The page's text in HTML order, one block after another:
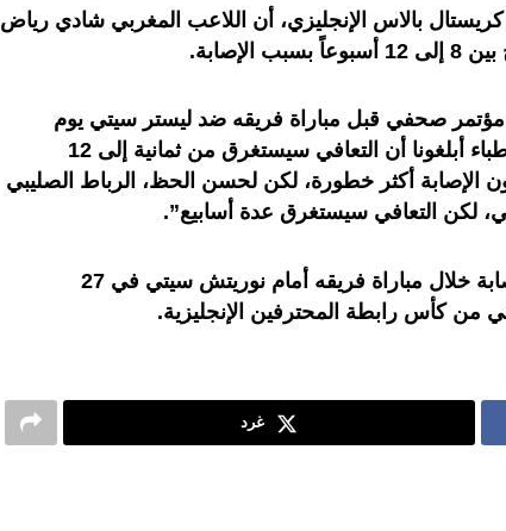
بالاس الإنجليزي، أن اللاعب المغربي شادي رياض
صحفي قبل مباراة فريقه ضد ليستر سيتي يوم
السبت 14 سبتمبر 2024، أن “الأطباء أبلغونا أن التعافي سيستغرق من ثمانية إلى 12
الإصابة أكثر خطورة، لكن لحسن الحظ، الرباط الصليبي
لكن التعافي سيستغرق عدة أسابيع”.
وكان شادي رياض قد تعرض للإصابة خلال مباراة فريقه أمام نوريتش سيتي في 27
غرد